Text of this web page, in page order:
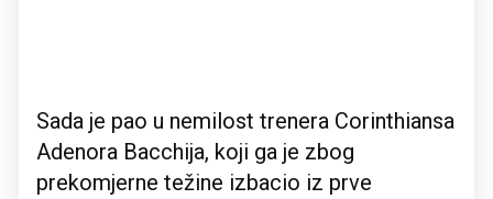
Sada je pao u nemilost trenera Corinthiansa
Adenora Bacchija, koji ga je zbog
prekomjerne težine izbacio iz prve